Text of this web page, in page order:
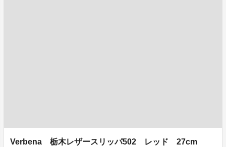
Verbena 栃木レザースリッパ502 レッド 27cm